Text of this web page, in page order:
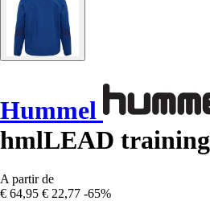
Hummel
hmlLEAD training
A partir de
€ 64,95 € 22,77 -65%